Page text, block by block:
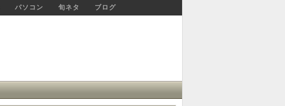
パソコン 旬ネタ ブログ